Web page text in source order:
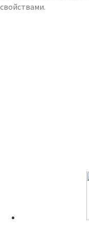
свойствами.